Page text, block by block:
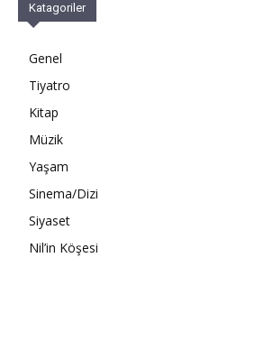
Katagoriler
Genel
Tiyatro
Kitap
Müzik
Yaşam
Sinema/Dizi
Siyaset
Nil’in Köşesi